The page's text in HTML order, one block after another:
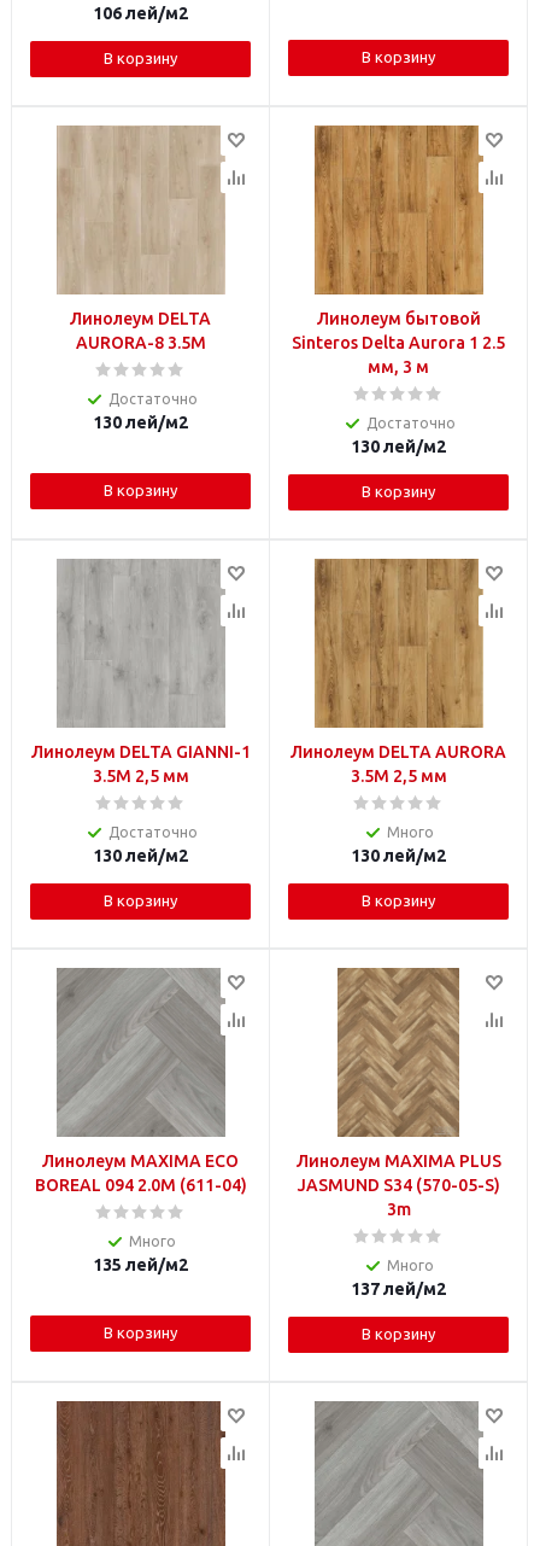
106лей/м2
В корзину В корзину
Линолеум DELTA
AURORA-8 3.5M
Достаточно
130лей/м2
В корзину
Линолеум бытовой
Sinteros Delta Aurora 1 2.5
мм, 3 м
Достаточно
130лей/м2
В корзину
Линолеум DELTA GIANNI-1
3.5M 2,5 мм
Достаточно
130лей/м2
В корзину
Линолеум DELTA AURORA
3.5M 2,5 мм
Много
130лей/м2
В корзину
Линолеум MAXIMA ECO
BOREAL 094 2.0M (611-04)
Много
135 лей/м2
В корзину
Линолеум MAXIMA PLUS
JASMUND S34 (570-05-S)
3m
Много
137лей/м2
В корзину